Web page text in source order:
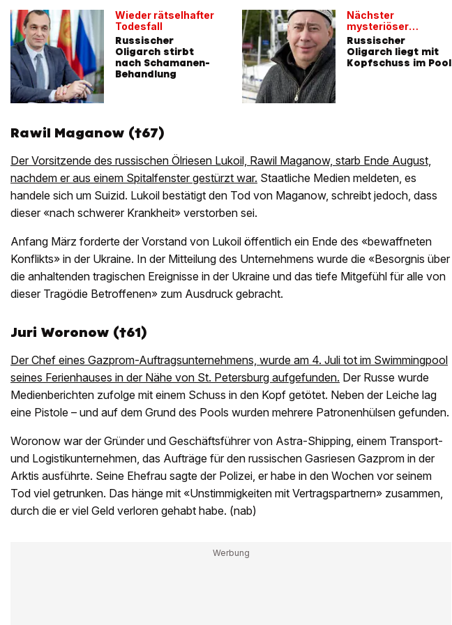
Wieder rätselhafter
Todesfall
Russischer
Oligarch stirbt
nach Schamanen-
Behandlung
Nächster
mysteriöser
Todesfall
Russischer
Oligarch liegt mit
Kopfschuss im Pool
Rawil Maganow (†67)
Der Vorsitzende des russischen Ölriesen Lukoil, Rawil Maganow, starb Ende August,
nachdem er aus einem Spitalfenster gestürzt war. Staatliche Medien meldeten, es
handele sich um Suizid. Lukoil bestätigt den Tod von Maganow, schreibt jedoch, dass
dieser «nach schwerer Krankheit» verstorben sei.
Anfang März forderte der Vorstand von Lukoil öffentlich ein Ende des «bewaffneten
Konflikts» in der Ukraine. In der Mitteilung des Unternehmens wurde die «Besorgnis über
die anhaltenden tragischen Ereignisse in der Ukraine und das tiefe Mitgefühl für alle von
dieser Tragödie Betroffenen» zum Ausdruck gebracht.
Juri Woronow (†61)
Der Chef eines Gazprom-Auftragsunternehmens, wurde am 4. Juli tot im Swimmingpool
seines Ferienhauses in der Nähe von St. Petersburg aufgefunden. Der Russe wurde
Medienberichten zufolge mit einem Schuss in den Kopf getötet. Neben der Leiche lag
eine Pistole – und auf dem Grund des Pools wurden mehrere Patronenhülsen gefunden.
Woronow war der Gründer und Geschäftsführer von Astra-Shipping, einem Transport-
und Logistikunternehmen, das Aufträge für den russischen Gasriesen Gazprom in der
Arktis ausführte. Seine Ehefrau sagte der Polizei, er habe in den Wochen vor seinem
Tod viel getrunken. Das hänge mit «Unstimmigkeiten mit Vertragspartnern» zusammen,
durch die er viel Geld verloren gehabt habe. (nab)